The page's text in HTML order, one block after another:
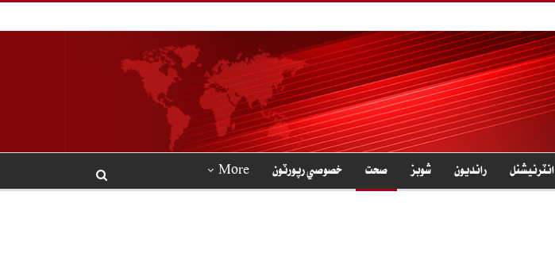
انٽرنيشنل رانديون شوبز صحت خصوصي رپورٽون More